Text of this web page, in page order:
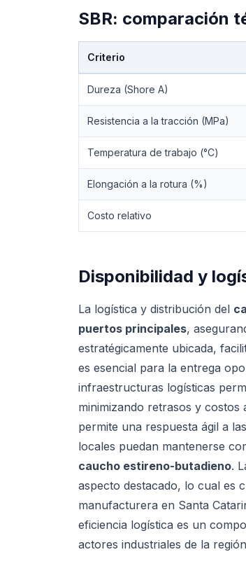
SBR: comparación
Criterio
Dureza (Shore A)
Resistencia a la tracción (MPa)
Temperatura de trabajo (°C)
Elongación a la rotura (%)
Costo relativo
Disponibilidad y
La logística y distribución del
puertos principales,
estratégicamente ubicada,
es esencial para la entrega
infraestructuras logísticas
minimizando retrasos y
permite una respuesta ágil a
locales puedan mantenerse
caucho estireno-butadieno.
aspecto destacado, lo cual es
manufacturera en Santa
eficiencia logística es un
actores industriales de la